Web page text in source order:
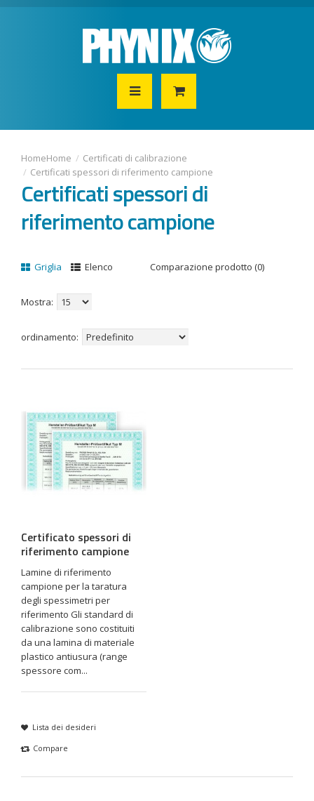
Home
Certificati di calibrazione
Certificati spessori di riferimento campione
Certificati spessori di
riferimento campione
Griglia Elenco Comparazione prodotto (0)
Mostra:
ordinamento:
Certificato spessori di
riferimento campione
Lamine di riferimento
campione per la taratura
degli spessimetri per
riferimento Gli standard di
calibrazione sono costituiti
da una lamina di materiale
plastico antiusura (range
spessore com...
Lista dei desideri
Compare